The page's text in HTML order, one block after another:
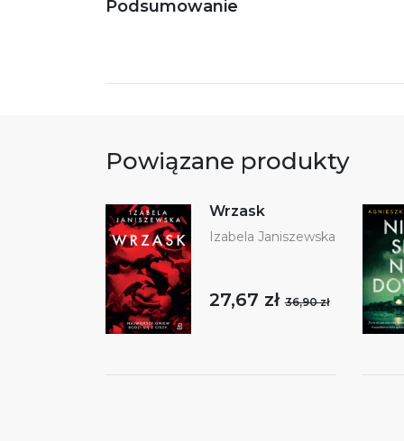
Podsumowanie
Powiązane produkty
Wrzask
Izabela Janiszewska
27,67 zł36,90 zł